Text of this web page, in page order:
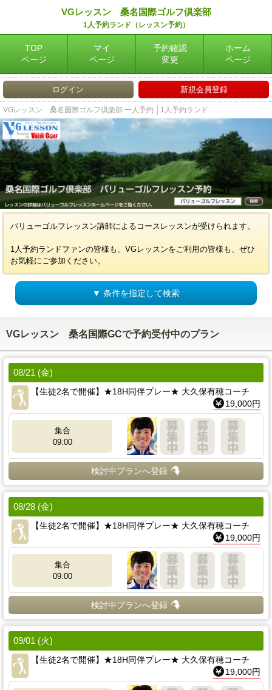
VGレッスン 桑名国際ゴルフ倶楽部
1人予約ランド（レッスン予約）
TOP
ページ
マイ
ページ
予約確認
変更
ホーム
ページ
ログイン 新規会員登録
VGレッスン 桑名国際ゴルフ倶楽部 一人予約 │1人予約ランド
バリューゴルフレッスン講師によるコースレッスンが受けられます。
1人予約ランドファンの皆様も、VGレッスンをご利用の皆様も、ぜひ
お気軽にご参加ください。
▼ 条件を指定して検索
VGレッスン 桑名国際GCで予約受付中のプラン
08/21 (金)
【生徒2名で開催】★18H同伴プレー★ 大久保有穂コーチ
19,000円
集合
09:00
検討中プランへ登録
08/28 (金)
【生徒2名で開催】★18H同伴プレー★ 大久保有穂コーチ
19,000円
集合
09:00
検討中プランへ登録
09/01 (火)
【生徒2名で開催】★18H同伴プレー★ 大久保有穂コーチ
19,000円